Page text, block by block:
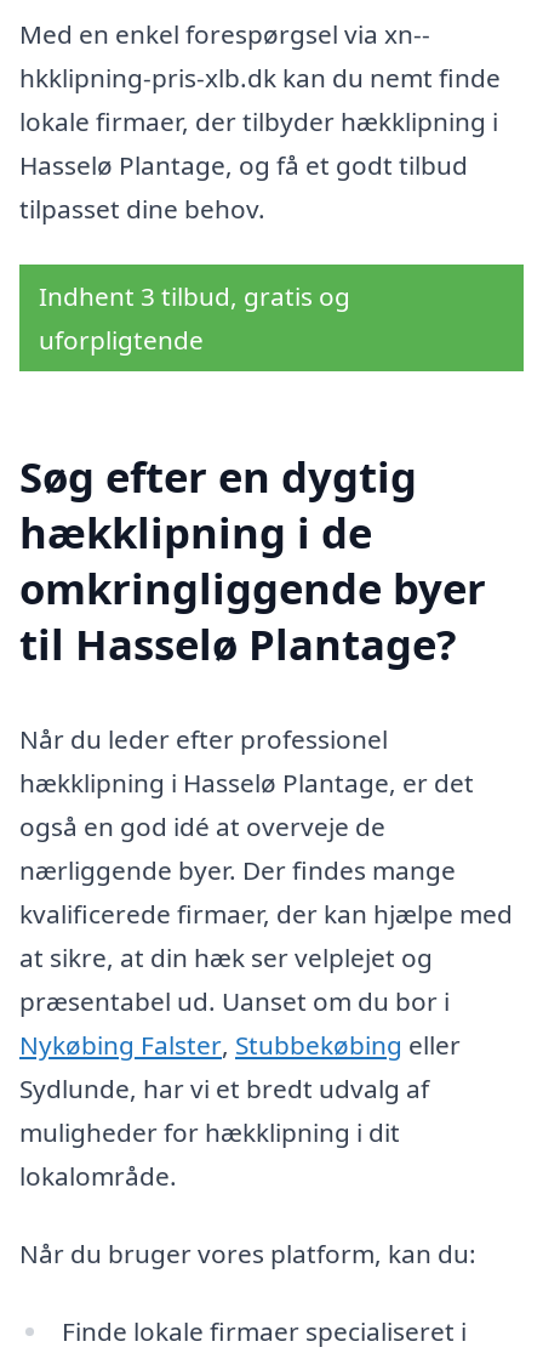
Med en enkel forespørgsel via xn--
hkklipning-pris-xlb.dk kan du nemt finde
lokale firmaer, der tilbyder hækklipning i
Hasselø Plantage, og få et godt tilbud
tilpasset dine behov.
Indhent 3 tilbud, gratis og
uforpligtende
Søg efter en dygtig
hækklipning i de
omkringliggende byer
til Hasselø Plantage?
Når du leder efter professionel
hækklipning i Hasselø Plantage, er det
også en god idé at overveje de
nærliggende byer. Der findes mange
kvalificerede firmaer, der kan hjælpe med
at sikre, at din hæk ser velplejet og
præsentabel ud. Uanset om du bor i
Nykøbing Falster, Stubbekøbing eller
Sydlunde, har vi et bredt udvalg af
muligheder for hækklipning i dit
lokalområde.
Når du bruger vores platform, kan du:
Finde lokale firmaer specialiseret i